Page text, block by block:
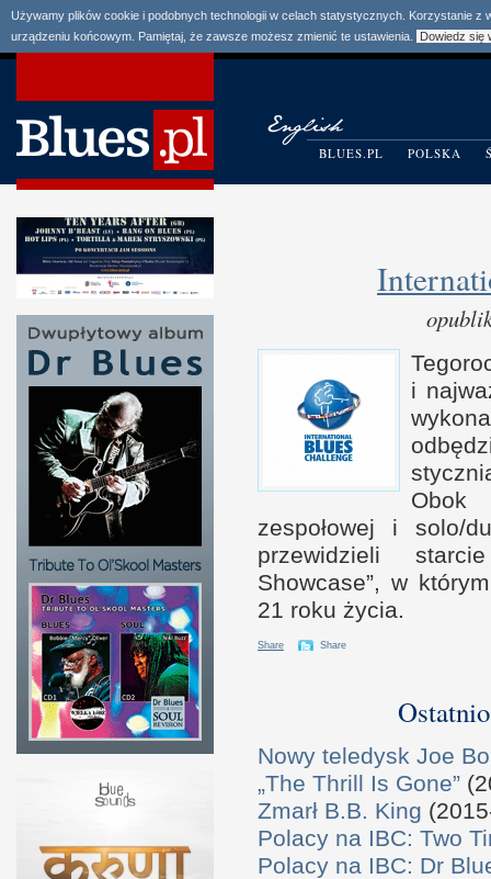
Używamy plików cookie i podobnych technologii w celach statystycznych. Korzystanie
urządzeniu końcowym. Pamiętaj, że zawsze możesz zmienić te ustawienia.
Dowiedz się
BLUES.PL POLSKA
i n
zespołowej i solo/
przewidzieli
Showcase”, w k
21 roku życia.
Share Share
Nowy teledysk Joe
„The Thrill Is Gone”
Zmarł B.B. King
Polacy na IBC: Two
Polacy na IBC: Dr